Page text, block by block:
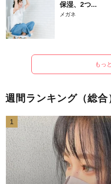
保湿、2つ...
メガネ
もっ
週間ランキング（総合
1